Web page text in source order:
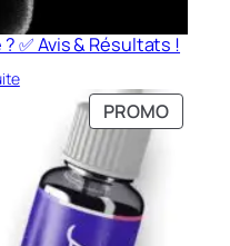
✅ Avis & Résultats !
PROMO
EN